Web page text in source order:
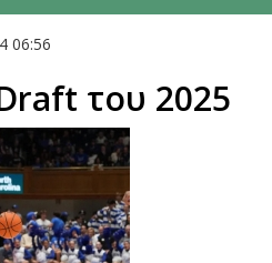
06:56
του 2025